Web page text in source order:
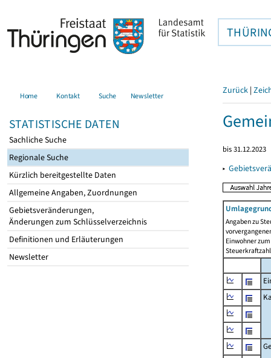
Home Kontakt Suche Newsletter
STATISTISCHE DATEN
Sachliche Suche
Regionale Suche
Kürzlich bereitgestellte Daten
Allgemeine Angaben, Zuordnungen
Gebietsveränderungen,
Änderungen zum Schlüsselverzeichnis
Definitionen und Erläuterungen
Newsletter
Zurück |
bis 31.12.2023
▸
Angaben zu
Einwohner